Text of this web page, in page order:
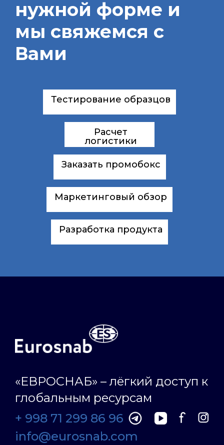
нужной форме и
мы свяжемся с
Вами
Тестирование образцов
Расчет
логистики
Заказать промобокс
Маркетинговый обзор
Разработка продукта
«ЕВРОСНАБ» – лёгкий доступ к
глобальным ресурсам
+ 998 71 299 86 96
info@eurosnab.com